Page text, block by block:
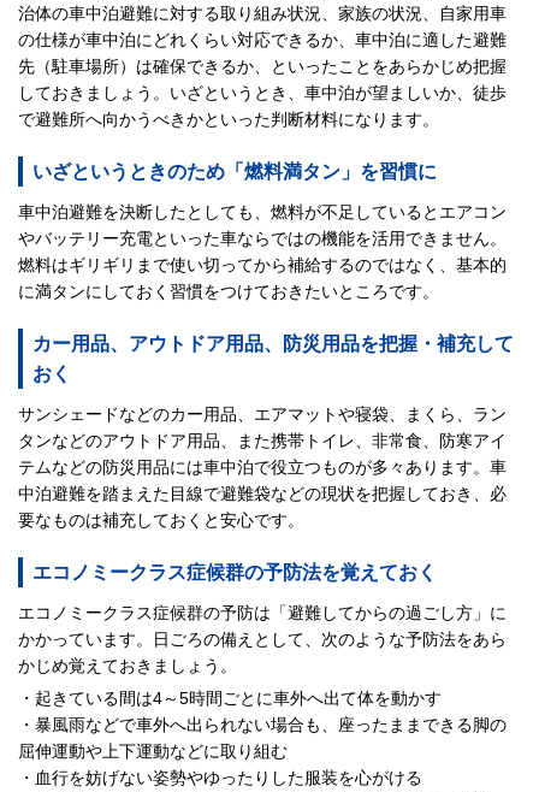
治体の車中泊避難に対する取り組み状況、家族の状況、自家用車
の仕様が車中泊にどれくらい対応できるか、車中泊に適した避難
先（駐車場所）は確保できるか、といったことをあらかじめ把握
しておきましょう。いざというとき、車中泊が望ましいか、徒歩
で避難所へ向かうべきかといった判断材料になります。
いざというときのため「燃料満タン」を習慣に
車中泊避難を決断したとしても、燃料が不足しているとエアコン
やバッテリー充電といった車ならではの機能を活用できません。
燃料はギリギリまで使い切ってから補給するのではなく、基本的
に満タンにしておく習慣をつけておきたいところです。
カー用品、アウトドア用品、防災用品を把握・補充して
おく
サンシェードなどのカー用品、エアマットや寝袋、まくら、ラン
タンなどのアウトドア用品、また携帯トイレ、非常食、防寒アイ
テムなどの防災用品には車中泊で役立つものが多々あります。車
中泊避難を踏まえた目線で避難袋などの現状を把握しておき、必
要なものは補充しておくと安心です。
エコノミークラス症候群の予防法を覚えておく
エコノミークラス症候群の予防は「避難してからの過ごし方」に
かかっています。日ごろの備えとして、次のような予防法をあら
かじめ覚えておきましょう。
・起きている間は4～5時間ごとに車外へ出て体を動かす
・暴風雨などで車外へ出られない場合も、座ったままできる脚の
屈伸運動や上下運動などに取り組む
・血行を妨げない姿勢やゆったりした服装を心がける